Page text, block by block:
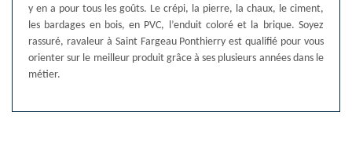
y en a pour tous les goûts. Le crépi, la pierre, la chaux, le ciment,
les bardages en bois, en PVC, l’enduit coloré et la brique. Soyez
rassuré, ravaleur à Saint Fargeau Ponthierry est qualifié pour vous
orienter sur le meilleur produit grâce à ses plusieurs années dans le
métier.